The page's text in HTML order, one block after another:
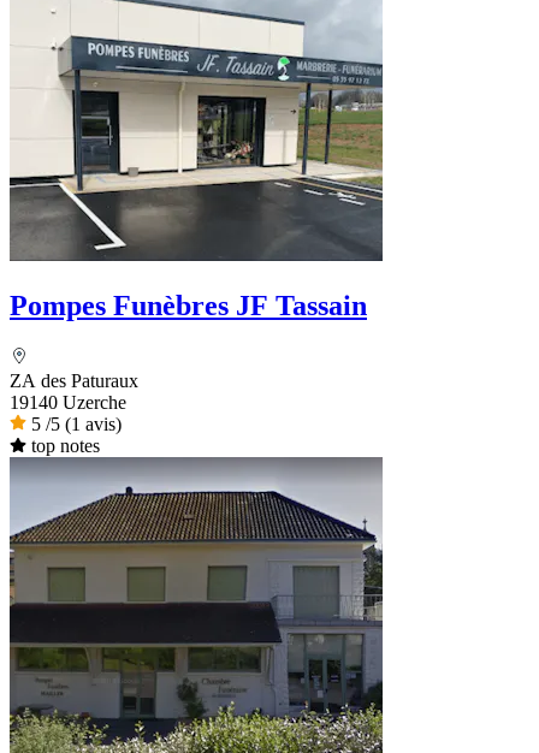
Pompes Funèbres JF Tassain
ZA des Paturaux
19140 Uzerche
5 /5 (1 avis)
top notes